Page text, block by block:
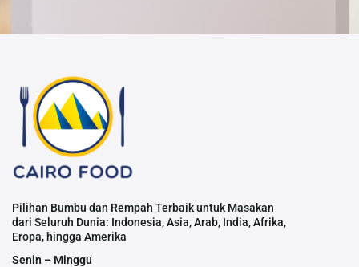
Pilihan Bumbu dan Rempah Terbaik untuk Masakan
dari Seluruh Dunia: Indonesia, Asia, Arab, India, Afrika,
Eropa, hingga Amerika
Senin – Minggu